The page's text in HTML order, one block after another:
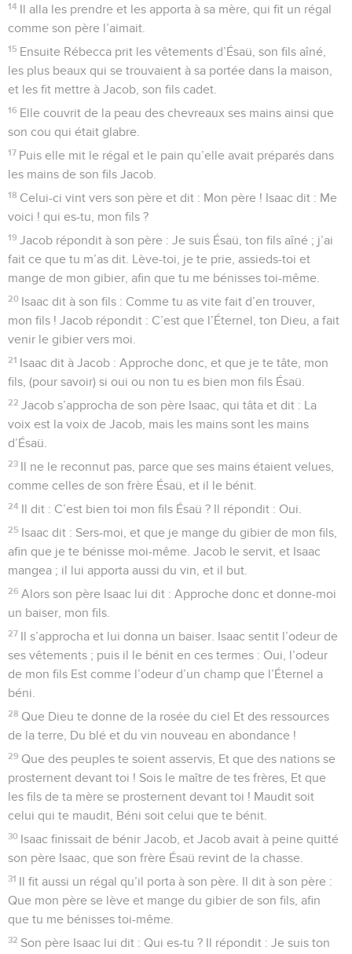
14 Il alla les prendre et les apporta à sa mère, qui fit un régal
comme son père l’aimait.
15 Ensuite Rébecca prit les vêtements d’Ésaü, son fils aîné,
les plus beaux qui se trouvaient à sa portée dans la maison,
et les fit mettre à Jacob, son fils cadet.
16 Elle couvrit de la peau des chevreaux ses mains ainsi que
son cou qui était glabre.
17 Puis elle mit le régal et le pain qu’elle avait préparés dans
les mains de son fils Jacob.
18 Celui-ci vint vers son père et dit : Mon père ! Isaac dit : Me
voici ! qui es-tu, mon fils ?
19 Jacob répondit à son père : Je suis Ésaü, ton fils aîné ; j’ai
fait ce que tu m’as dit. Lève-toi, je te prie, assieds-toi et
mange de mon gibier, afin que tu me bénisses toi-même.
20 Isaac dit à son fils : Comme tu as vite fait d’en trouver,
mon fils ! Jacob répondit : C’est que l’Éternel, ton Dieu, a fait
venir le gibier vers moi.
21 Isaac dit à Jacob : Approche donc, et que je te tâte, mon
fils, (pour savoir) si oui ou non tu es bien mon fils Ésaü.
22 Jacob s’approcha de son père Isaac, qui tâta et dit : La
voix est la voix de Jacob, mais les mains sont les mains
d’Ésaü.
23 Il ne le reconnut pas, parce que ses mains étaient velues,
comme celles de son frère Ésaü, et il le bénit.
24 Il dit : C’est bien toi mon fils Ésaü ? Il répondit : Oui.
25 Isaac dit : Sers-moi, et que je mange du gibier de mon fils,
afin que je te bénisse moi-même. Jacob le servit, et Isaac
mangea ; il lui apporta aussi du vin, et il but.
26 Alors son père Isaac lui dit : Approche donc et donne-moi
un baiser, mon fils.
27 Il s’approcha et lui donna un baiser. Isaac sentit l’odeur de
ses vêtements ; puis il le bénit en ces termes : Oui, l’odeur
de mon fils Est comme l’odeur d’un champ que l’Éternel a
béni.
28 Que Dieu te donne de la rosée du ciel Et des ressources
de la terre, Du blé et du vin nouveau en abondance !
29 Que des peuples te soient asservis, Et que des nations se
prosternent devant toi ! Sois le maître de tes frères, Et que
les fils de ta mère se prosternent devant toi ! Maudit soit
celui qui te maudit, Béni soit celui que te bénit.
30 Isaac finissait de bénir Jacob, et Jacob avait à peine quitté
son père Isaac, que son frère Ésaü revint de la chasse.
31 Il fit aussi un régal qu’il porta à son père. Il dit à son père :
Que mon père se lève et mange du gibier de son fils, afin
que tu me bénisses toi-même.
32 Son père Isaac lui dit : Qui es-tu ? Il répondit : Je suis ton